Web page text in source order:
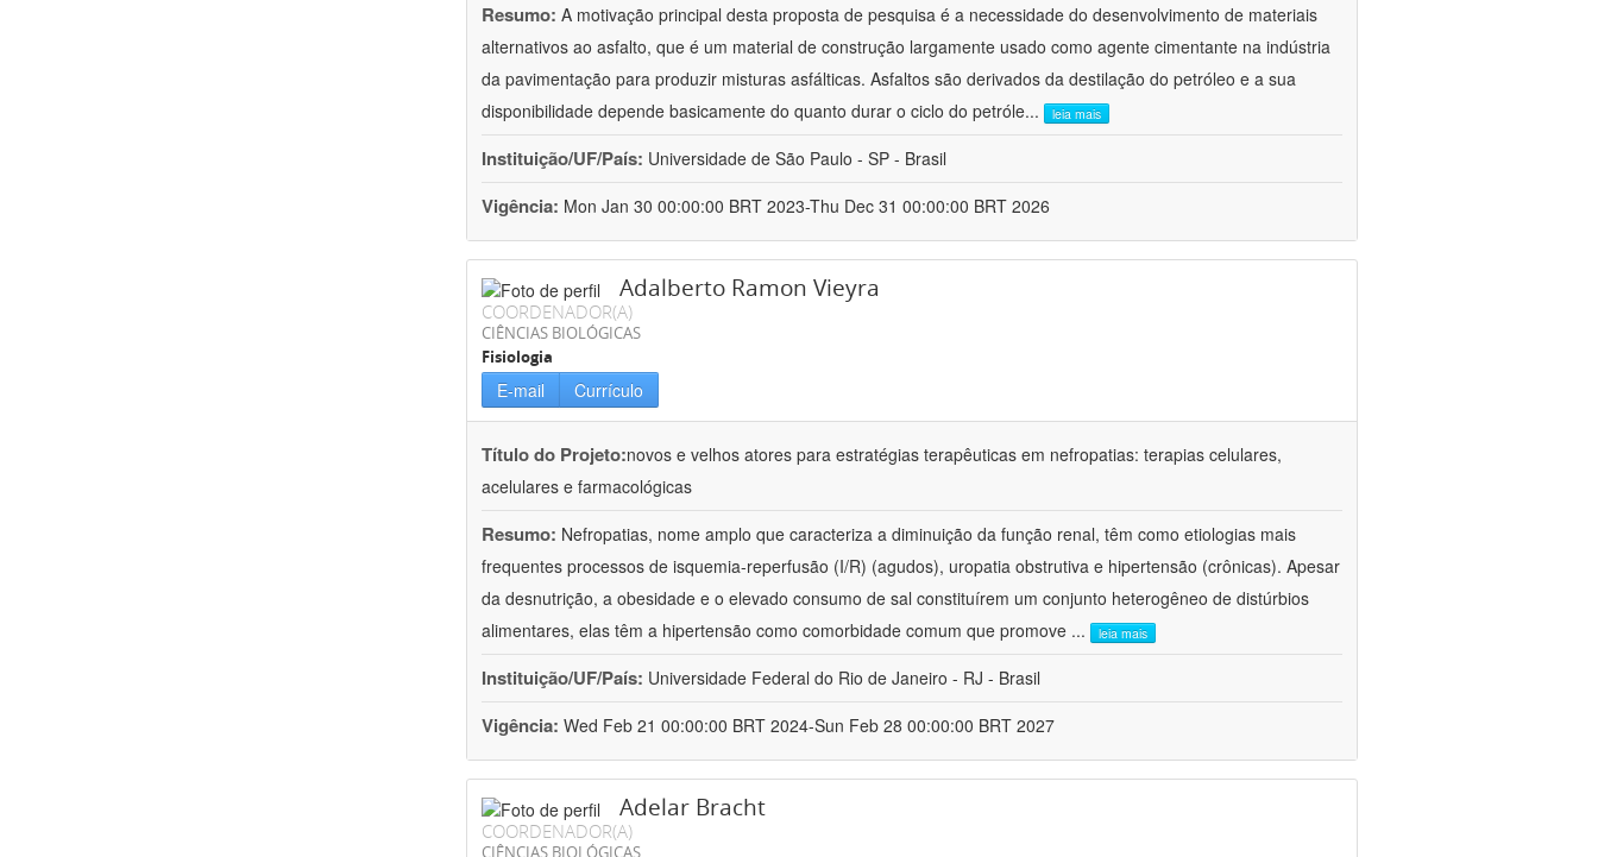
Resumo: A motivação principal desta proposta de pesquisa é a necessidade do desenvolvimento de materiais
alternativos ao asfalto, que é um material de construção largamente usado como agente cimentante na indústria
da pavimentação para produzir misturas asfálticas. Asfaltos são derivados da destilação do petróleo e a sua
disponibilidade depende basicamente do quanto durar o ciclo do petróle... leia mais
Instituição/UF/País: Universidade de São Paulo - SP - Brasil
Vigência: Mon Jan 30 00:00:00 BRT 2023-Thu Dec 31 00:00:00 BRT 2026
Adalberto Ramon Vieyra
COORDENADOR(A)
CIÊNCIAS BIOLÓGICAS
Fisiologia
E-mail Currículo
Título do Projeto:novos e velhos atores para estratégias terapêuticas em nefropatias: terapias celulares,
acelulares e farmacológicas
Resumo: Nefropatias, nome amplo que caracteriza a diminuição da função renal, têm como etiologias mais
frequentes processos de isquemia-reperfusão (I/R) (agudos), uropatia obstrutiva e hipertensão (crônicas). Apesar
da desnutrição, a obesidade e o elevado consumo de sal constituírem um conjunto heterogêneo de distúrbios
alimentares, elas têm a hipertensão como comorbidade comum que promove ... leia mais
Instituição/UF/País: Universidade Federal do Rio de Janeiro - RJ - Brasil
Vigência: Wed Feb 21 00:00:00 BRT 2024-Sun Feb 28 00:00:00 BRT 2027
Adelar Bracht
COORDENADOR(A)
CIÊNCIAS BIOLÓGICAS